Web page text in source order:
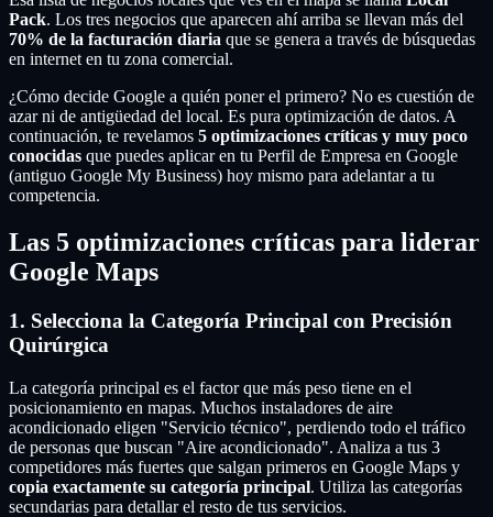
Pack. Los tres negocios que aparecen ahí arriba se llevan más del
70% de la facturación diaria que se genera a través de búsquedas
en internet en tu zona comercial.
¿Cómo decide Google a quién poner el primero? No es cuestión de
azar ni de antigüedad del local. Es pura optimización de datos. A
continuación, te revelamos 5 optimizaciones críticas y muy poco
conocidas que puedes aplicar en tu Perfil de Empresa en Google
(antiguo Google My Business) hoy mismo para adelantar a tu
competencia.
Las 5 optimizaciones críticas para liderar
Google Maps
1. Selecciona la Categoría Principal con Precisión
Quirúrgica
La categoría principal es el factor que más peso tiene en el
posicionamiento en mapas. Muchos instaladores de aire
acondicionado eligen "Servicio técnico", perdiendo todo el tráfico
de personas que buscan "Aire acondicionado". Analiza a tus 3
competidores más fuertes que salgan primeros en Google Maps y
copia exactamente su categoría principal. Utiliza las categorías
secundarias para detallar el resto de tus servicios.